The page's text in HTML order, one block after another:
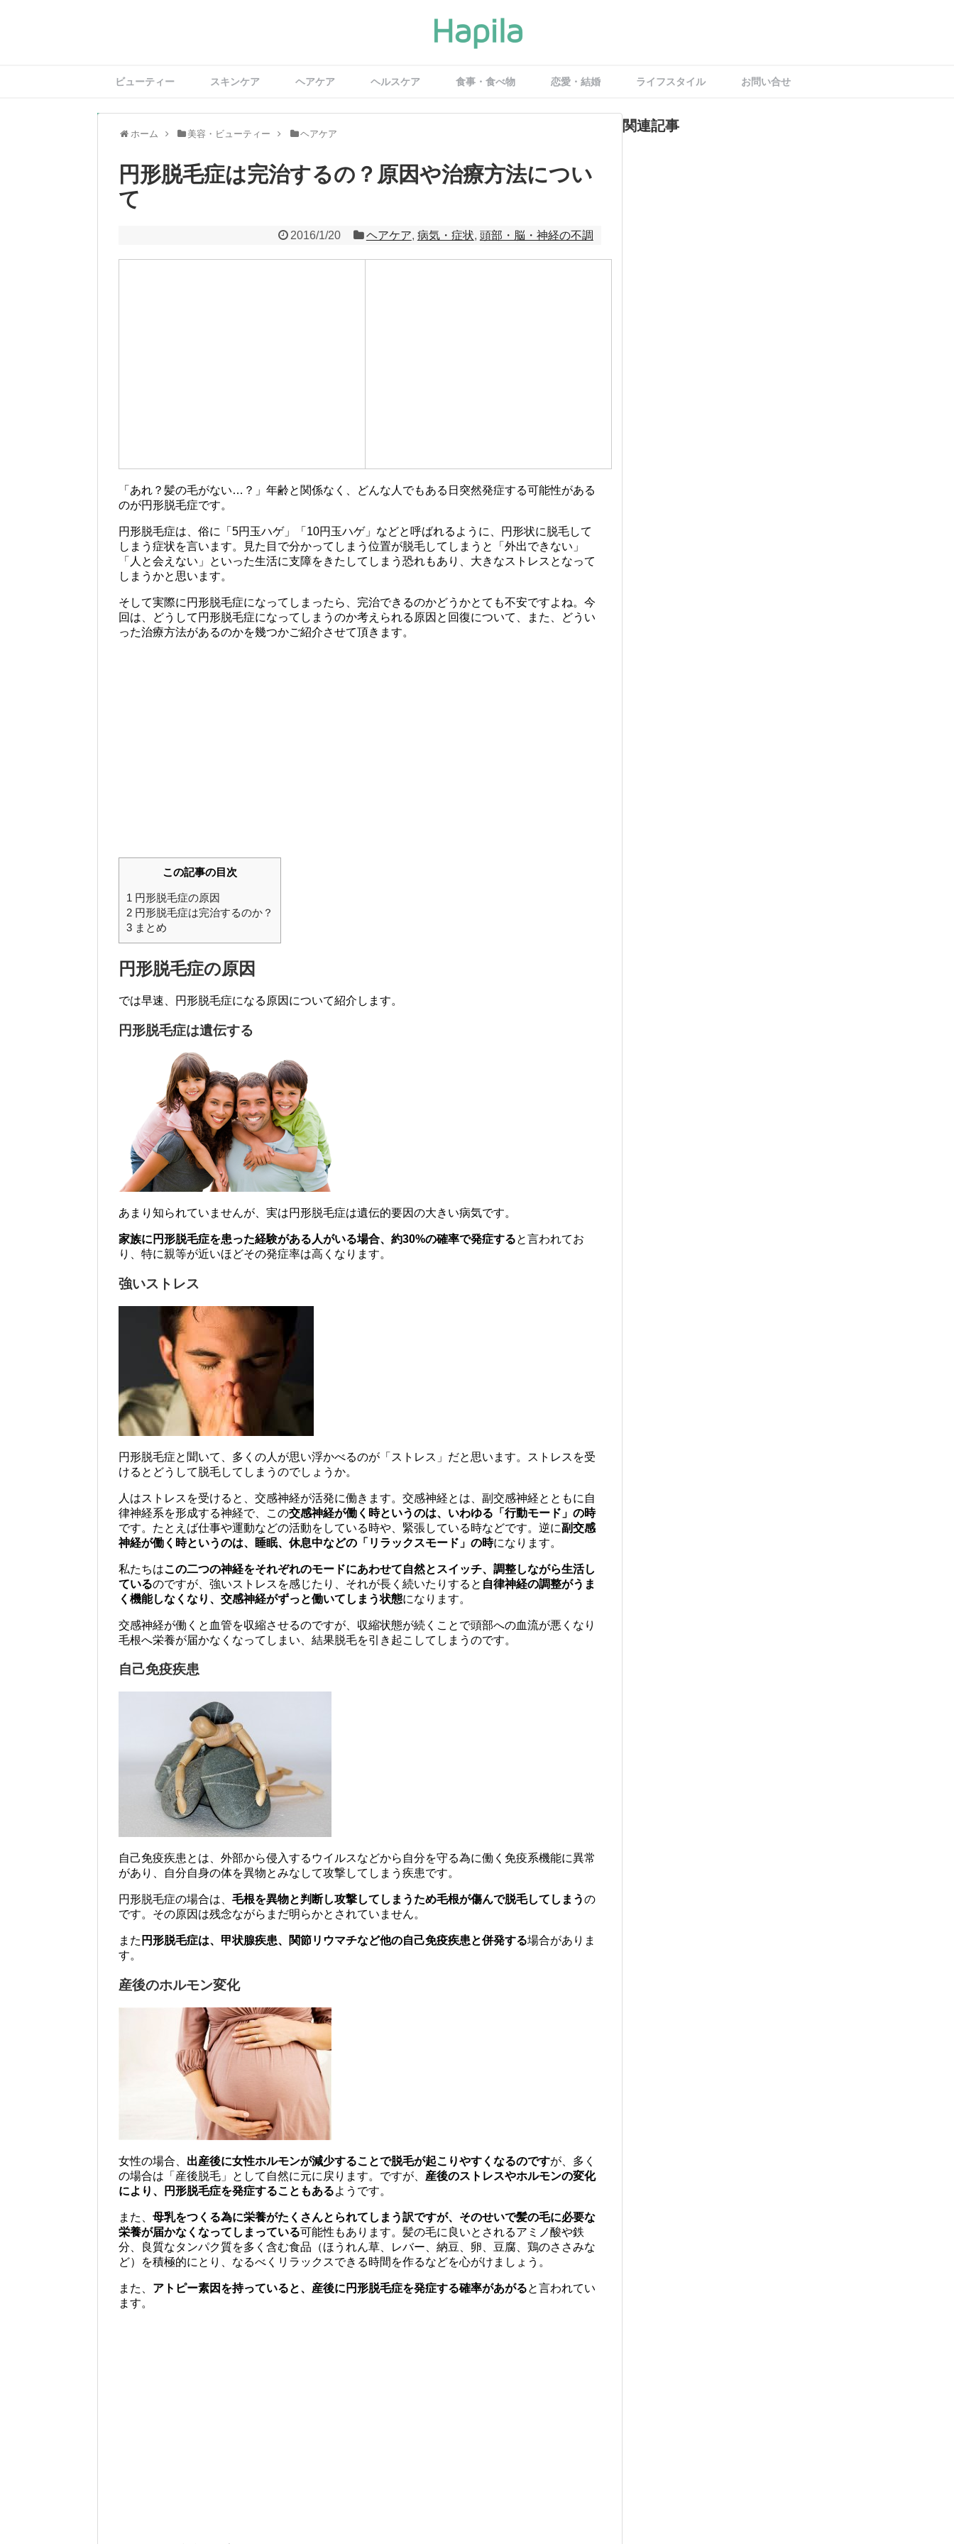
ビューティー スキンケア ヘアケア ヘルスケア 食事・食べ物 恋愛・結婚 ライフスタイル お問い合せ
ホーム 美容・ビューティー ヘアケア
円形脱毛症は完治するの？原因や治療方法につい
て
2016/1/20 ヘアケア, 病気・症状, 頭部・脳・神経の不調
「あれ？髪の毛がない…？」年齢と関係なく、どんな人でもある日突然発症する可能性がある
のが円形脱毛症です。
円形脱毛症は、俗に「5円玉ハゲ」「10円玉ハゲ」などと呼ばれるように、円形状に脱毛して
しまう症状を言います。見た目で分かってしまう位置が脱毛してしまうと「外出できない」
「人と会えない」といった生活に支障をきたしてしまう恐れもあり、大きなストレスとなって
しまうかと思います。
そして実際に円形脱毛症になってしまったら、完治できるのかどうかとても不安ですよね。今
回は、どうして円形脱毛症になってしまうのか考えられる原因と回復について、また、どうい
った治療方法があるのかを幾つかご紹介させて頂きます。
この記事の目次
1 円形脱毛症の原因
2 円形脱毛症は完治するのか？
3 まとめ
円形脱毛症の原因
では早速、円形脱毛症になる原因について紹介します。
円形脱毛症は遺伝する
あまり知られていませんが、実は円形脱毛症は遺伝的要因の大きい病気です。
家族に円形脱毛症を患った経験がある人がいる場合、約30%の確率で発症すると言われてお
り、特に親等が近いほどその発症率は高くなります。
強いストレス
円形脱毛症と聞いて、多くの人が思い浮かべるのが「ストレス」だと思います。ストレスを受
けるとどうして脱毛してしまうのでしょうか。
人はストレスを受けると、交感神経が活発に働きます。交感神経とは、副交感神経とともに自
律神経系を形成する神経で、この交感神経が働く時というのは、いわゆる「行動モード」の時
です。たとえば仕事や運動などの活動をしている時や、緊張している時などです。逆に副交感
神経が働く時というのは、睡眠、休息中などの「リラックスモード」の時になります。
私たちはこの二つの神経をそれぞれのモードにあわせて自然とスイッチ、調整しながら生活し
ているのですが、強いストレスを感じたり、それが長く続いたりすると 自律神経の調整がうま
く機能しなくなり、交感神経がずっと働いてしまう状態になります。
交感神経が働くと血管を収縮させるのですが、収縮状態が続くことで頭部への血流が悪くなり
毛根へ栄養が届かなくなってしまい、結果脱毛を引き起こしてしまうのです。
自己免疫疾患
自己免疫疾患とは、外部から侵入するウイルスなどから自分を守る為に働く免疫系機能に異常
があり、自分自身の体を異物とみなして攻撃してしまう疾患です。
円形脱毛症の場合は、 毛根を異物と判断し攻撃してしまうため毛根が傷んで脱毛してしまうの
です。その原因は残念ながらまだ明らかとされていません。
また 円形脱毛症は、甲状腺疾患、関節リウマチなど他の自己免疫疾患と併発する場合がありま
す。
産後のホルモン変化
女性の場合、 出産後に女性ホルモンが減少することで脱毛が起こりやすくなるのですが、多く
の場合は「産後脱毛」として自然に元に戻ります。ですが、 産後のストレスやホルモンの変化
により、円形脱毛症を発症することもあるようです。
また、 母乳をつくる為に栄養がたくさんとられてしまう訳ですが、そのせいで髪の毛に必要な
栄養が届かなくなってしまっている可能性もあります。髪の毛に良いとされるアミノ酸や鉄
分、良質なタンパク質を多く含む食品（ほうれん草、レバー、納豆、卵、豆腐、鶏のささみな
ど）を積極的にとり、なるべくリラックスできる時間を作るなどを心がけましょう。
また、 アトピー素因を持っていると、産後に円形脱毛症を発症する確率があがると言われてい
ます。
関連記事